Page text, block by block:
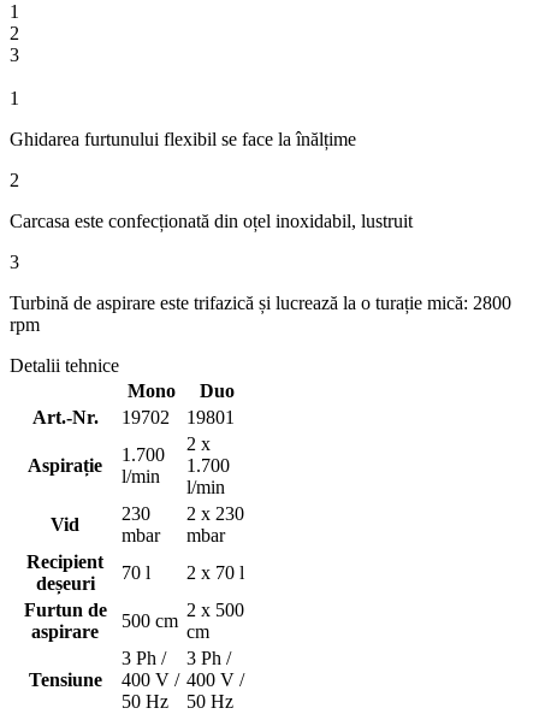
1
2
3
1
Ghidarea furtunului flexibil se face la înălțime
2
Carcasa este confecționată din oțel inoxidabil, lustruit
3
Turbină de aspirare este trifazică și lucrează la o turație mică: 2800
rpm
Detalii tehnice
Mono
Duo
Art.-Nr.
19702 19801
Aspirație
1.700
l/min
2 x
1.700
l/min
Vid
230
mbar
2 x 230
mbar
Recipient
deșeuri
70 l
2 x 70 l
Furtun de
aspirare
500 cm
2 x 500
cm
Tensiune
3 Ph /
400 V /
50 Hz
3 Ph /
400 V /
50 Hz